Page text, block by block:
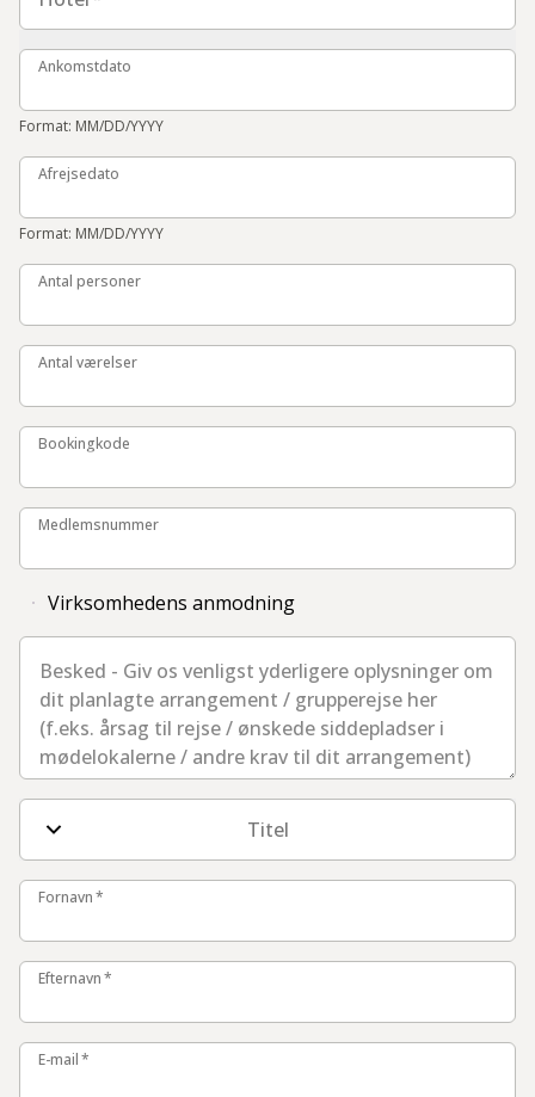
Ankomstdato
Ankomstdato
Format: MM/DD/YYYY
Afrejsedato
Afrejsedato
Format: MM/DD/YYYY
Antal personer
Antal personer
Antal værelser
Antal værelser
Bookingkode
Bookingkode
Medlemsnummer
Medlemsnummer
Virksomhedens anmodning
Besked - Giv os venligst yderligere oplysninger om dit
Titel
Fornavn
Fornavn*
Efternavn
Efternavn*
E-mail
E-mail*